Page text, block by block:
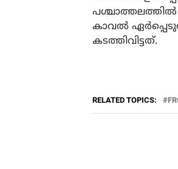
കാവല്‍
കടത്തിവിട്ടത്.
RELATED TOPICS: